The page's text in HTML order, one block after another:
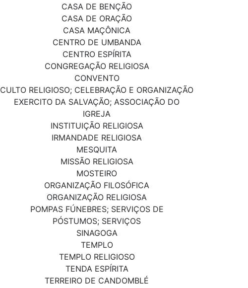
CASA DE BENÇÃO
CASA DE ORAÇÃO
CASA MAÇÔNICA
CENTRO DE UMBANDA
CENTRO ESPÍRITA
CONGREGAÇÃO RELIGIOSA
CONVENTO
CULTO RELIGIOSO; CELEBRAÇÃO E ORGANIZAÇÃO
EXERCITO DA SALVAÇÃO; ASSOCIAÇÃO DO
IGREJA
INSTITUIÇÃO RELIGIOSA
IRMANDADE RELIGIOSA
MESQUITA
MISSÃO RELIGIOSA
MOSTEIRO
ORGANIZAÇÃO FILOSÓFICA
ORGANIZAÇÃO RELIGIOSA
POMPAS FÚNEBRES; SERVIÇOS DE
PÓSTUMOS; SERVIÇOS
SINAGOGA
TEMPLO
TEMPLO RELIGIOSO
TENDA ESPÍRITA
TERREIRO DE CANDOMBLÉ